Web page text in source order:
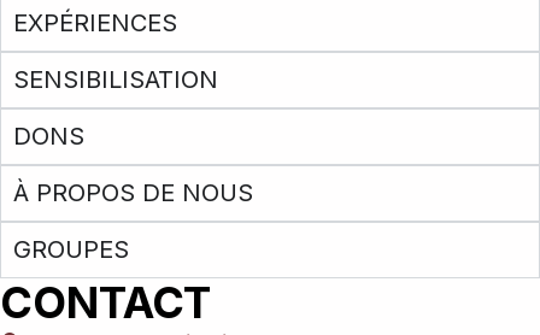
EXPÉRIENCES
SENSIBILISATION
DONS
À PROPOS DE NOUS
GROUPES
CONTACT